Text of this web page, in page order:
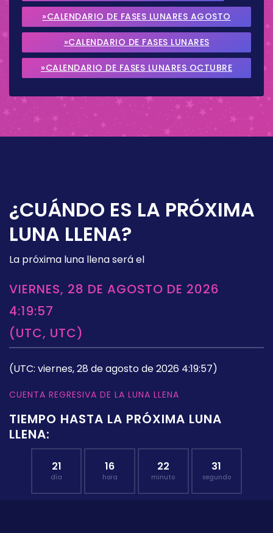
»CALENDARIO DE FASES LUNARES AGOSTO
2026
»CALENDARIO DE FASES LUNARES
SEPTIEMBRE 2026
»CALENDARIO DE FASES LUNARES OCTUBRE
¿CUÁNDO ES LA PRÓXIMA
LUNA LLENA?
La próxima luna llena será el
VIERNES, 28 DE AGOSTO DE 2026
4:19:57
(UTC, UTC)
(UTC: viernes, 28 de agosto de 2026 4:19:57)
CUENTA REGRESIVA DE LA LUNA LLENA
TIEMPO HASTA LA PRÓXIMA LUNA
LLENA:
21
día
16
hora
22
minuto
30
segundo